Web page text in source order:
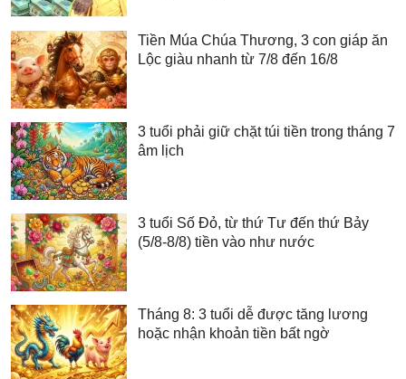
Tiền Múa Chúa Thương, 3 con giáp ăn
Lộc giàu nhanh từ 7/8 đến 16/8
3 tuổi phải giữ chặt túi tiền trong tháng 7
âm lịch
3 tuổi Số Đỏ, từ thứ Tư đến thứ Bảy
(5/8-8/8) tiền vào như nước
Tháng 8: 3 tuổi dễ được tăng lương
hoặc nhận khoản tiền bất ngờ